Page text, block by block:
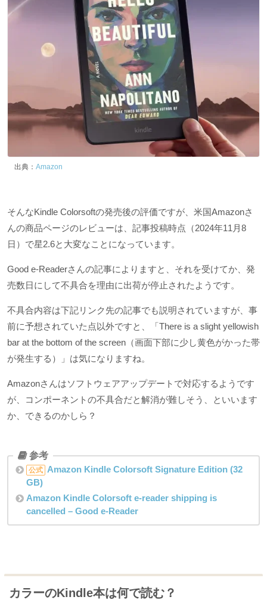
出典： Amazon
そんなKindle Colorsoftの発売後の評価ですが、米国Amazonさ
んの商品ページのレビューは、記事投稿時点（2024年11月8
日）で星2.6と大変なことになっています。
Good e-Readerさんの記事によりますと、それを受けてか、発
売数日にして不具合を理由に出荷が停止されたようです。
不具合内容は下記リンク先の記事でも説明されていますが、事
前に予想されていた点以外ですと、「There is a slight yellowish
bar at the bottom of the screen（画面下部に少し黄色がかった帯
が発生する）」は気になりますね。
Amazonさんはソフトウェアアップデートで対応するようです
が、コンポーネントの不具合だと解消が難しそう、といいます
か、できるのかしら？
公式 Amazon Kindle Colorsoft Signature Edition (32
GB)
Amazon Kindle Colorsoft e-reader shipping is
cancelled – Good e-Reader
カラーのKindle本は何で読む？